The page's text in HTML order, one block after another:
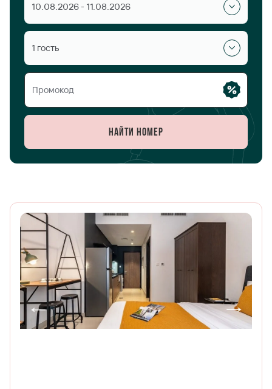
10.08.2026 - 11.08.2026
1 гость
Найти номер